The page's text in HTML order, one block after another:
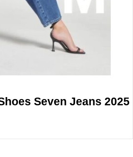
Seven Jeans 2025